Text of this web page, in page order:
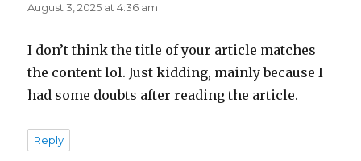
August 3, 2025 at 4:36 am
I don’t think the title of your article matches
the content lol. Just kidding, mainly because I
had some doubts after reading the article.
Reply